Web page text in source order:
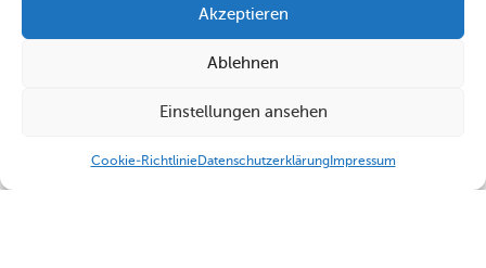
Akzeptieren
Ablehnen
Einstellungen ansehen
Cookie-RichtlinieDatenschutzerklärungImpressum